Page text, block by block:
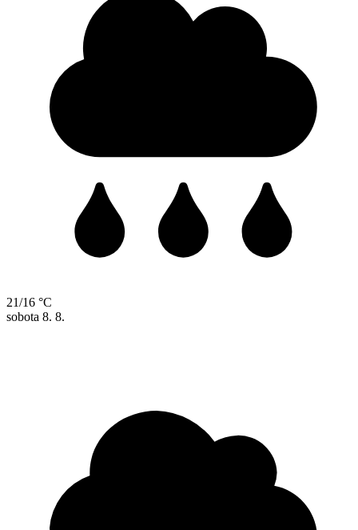
21/16 °C
sobota 8. 8.